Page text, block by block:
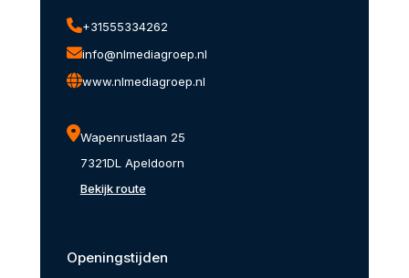
+31555334262
info@nlmediagroep.nl
www.nlmediagroep.nl
Wapenrustlaan 25
7321DL Apeldoorn
Bekijk route
Openingstijden